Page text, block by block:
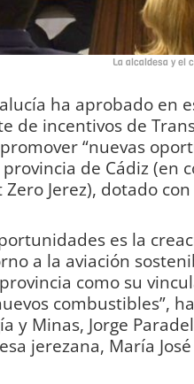
La alcaldesa y el
ha aprobado en
de incentivos de
“nuevas
de Cádiz (en
Jerez), dotado
es la
a la aviación
como su
combustibles”,
y Minas, Jorge
jerezana, María